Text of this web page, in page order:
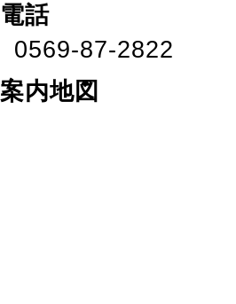
電話
0569-87-2822
案内地図